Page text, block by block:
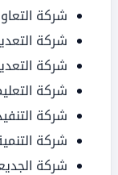
شركة
شركة
شركة
شركة
شركة
شركة
شركة